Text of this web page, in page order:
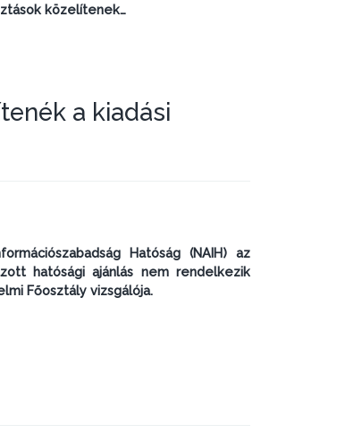
közelítenek…
a kiadási
Hatóság (NAIH) az
hatósági ajánlás nem rendelkezik
Főosztály vizsgálója.